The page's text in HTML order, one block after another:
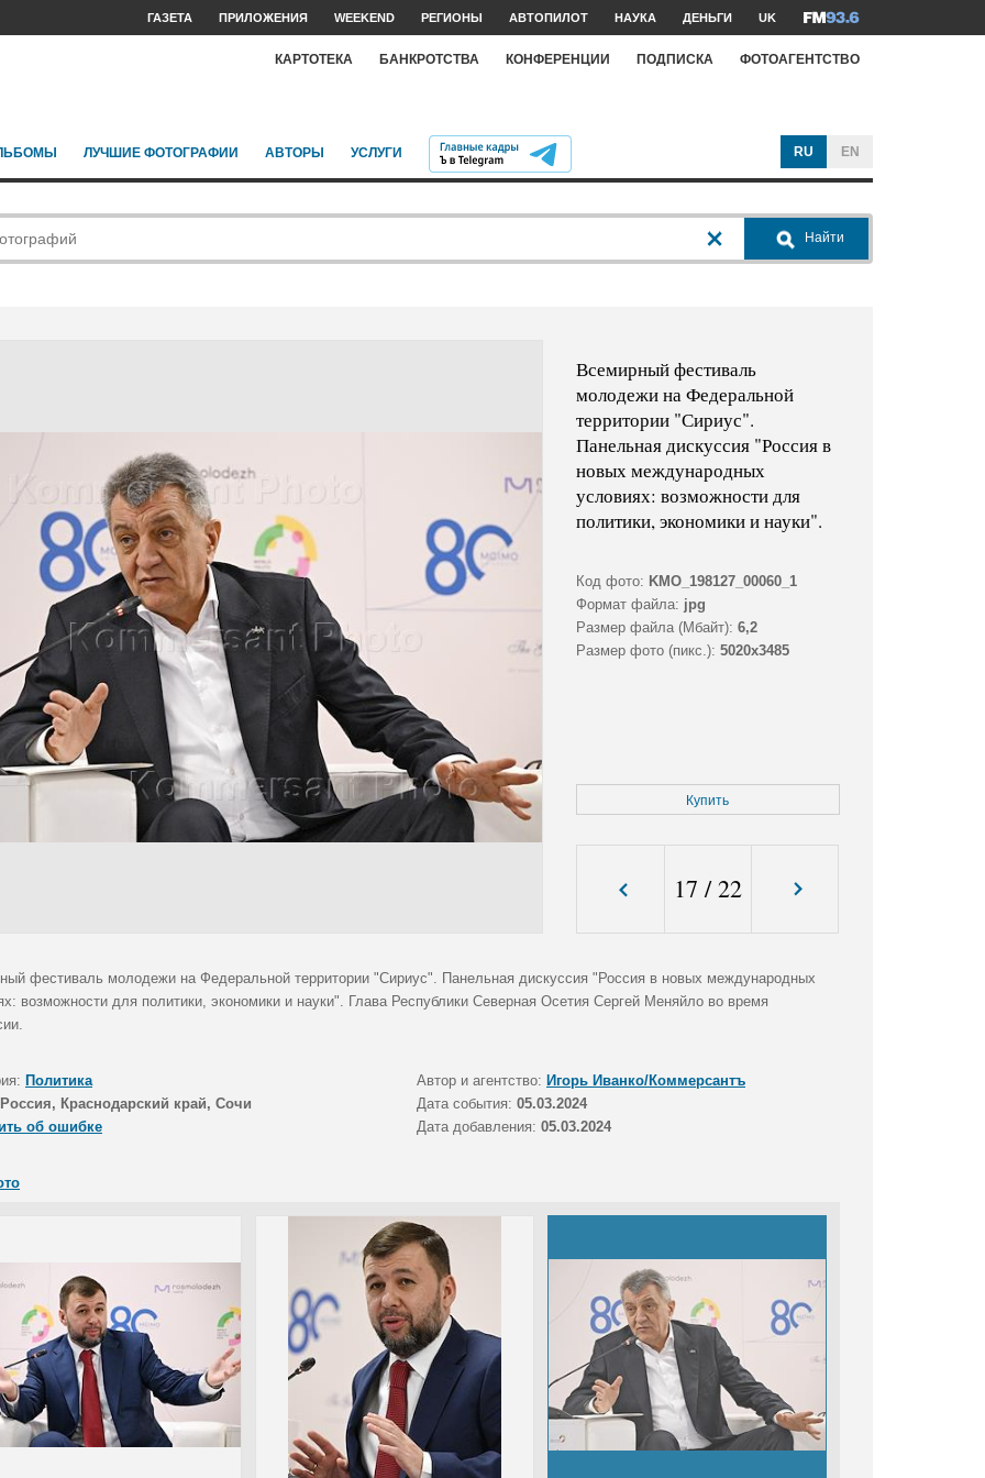
ГАЗЕТА ПРИЛОЖЕНИЯ WEEKEND РЕГИОНЫ АВТОПИЛОТ НАУКА ДЕНЬГИ UK
КАРТОТЕКА БАНКРОТСТВА КОНФЕРЕНЦИИ ПОДПИСКА ФОТОАГЕНТСТВО
ЛУЧШИЕ ФОТОГРАФИИ АВТОРЫ УСЛУГИ RU EN
Найти
Всемирный фестиваль
молодежи на Федеральной
территории "Сириус".
Панельная дискуссия "Россия в
новых международных
условиях: возможности для
политики, экономики и науки".
Код фото: KMO_198127_00060_1
Формат файла: jpg
Размер файла (Мбайт): 6,2
Размер фото (пикс.): 5020x3485
Купить
17 /22
фестиваль молодежи на Федеральной территории "Сириус". Панельная дискуссия "Россия в новых международных
возможности для политики, экономики и науки". Глава Республики Северная Осетия Сергей Меняйло во время
Политика Автор и агентство: Игорь Иванко/Коммерсантъ
Россия, Краснодарский край, Сочи Дата события: 05.03.2024
об ошибке
Дата добавления: 05.03.2024